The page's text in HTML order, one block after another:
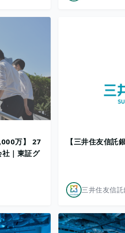
万】 27
｜東証グ
【三井住友信託
三井住友信